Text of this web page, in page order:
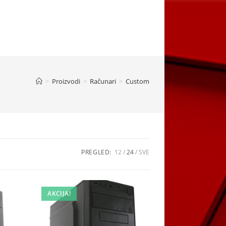
> Proizvodi > Računari > Custom
PREGLED: 12 24 SVE
AKCIJA!